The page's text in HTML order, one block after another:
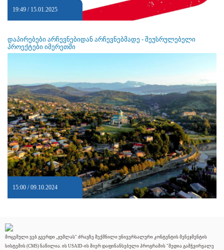
19:49 / 15.01.2025
დაპირებები არჩევნებიდან არჩევნებმადე - შეუსრულებელი
პროექტები იმერეთში
15:00 / 09.10.2024
მოცემული ვებ გვერდი „ჯუმლას" ძრავზე შექმნილი უნივერსალური კონტენტის მენეჯმენტის
სისტემის (CMS) ნაწილია. ის USAID-ის მიერ დაფინანსებული პროგრამის "მედია გამჭვირვალე